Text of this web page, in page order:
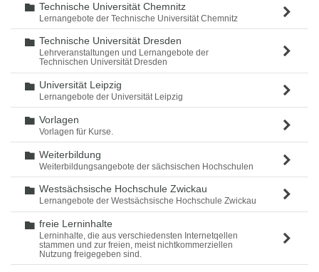
Ordner
Technische Universität Chemnitz
Lernangebote der Technische Universität Chemnitz
Ordner
Technische Universität Dresden
Lehrveranstaltungen und Lernangebote der
Technischen Universität Dresden
Ordner
Universität Leipzig
Lernangebote der Universität Leipzig
Ordner
Vorlagen
Vorlagen für Kurse.
Ordner
Weiterbildung
Weiterbildungsangebote der sächsischen Hochschulen
Ordner
Westsächsische Hochschule Zwickau
Lernangebote der Westsächsische Hochschule Zwickau
Ordner
freie Lerninhalte
Lerninhalte, die aus verschiedensten Internetqellen
stammen und zur freien, meist nichtkommerziellen
Nutzung freigegeben sind.